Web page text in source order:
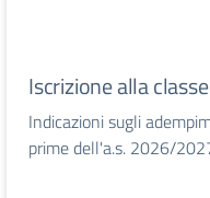
Iscrizione alla
Indicazioni sugli
prime dell'a.s. 2026/